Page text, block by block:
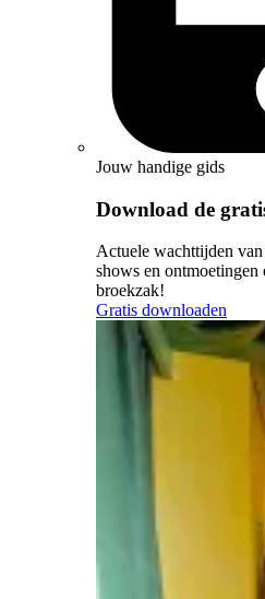
Jouw handige gids
Download de
Actuele wachttijden
shows en
broekzak!
Gratis downloaden